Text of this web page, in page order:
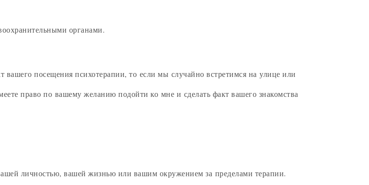
органами.
посещения психотерапии, то если мы случайно встретимся на улице или
право по вашему желанию подойти ко мне и сделать факт вашего знакомства
личностью, вашей жизнью или вашим окружением за пределами терапии.